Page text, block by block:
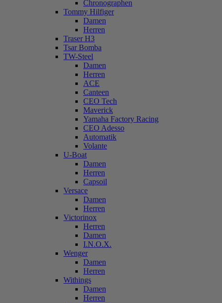
Chronographen
Tommy Hilfiger
Damen
Herren
Traser H3
Tsar Bomba
TW-Steel
Damen
Herren
ACE
Canteen
CEO Tech
Maverick
Yamaha Factory Racing
CEO Adesso
Automatik
Volante
U-Boat
Damen
Herren
Capsoil
Versace
Damen
Herren
Victorinox
Herren
Damen
I.N.O.X.
Wenger
Damen
Herren
Withings
Damen
Herren